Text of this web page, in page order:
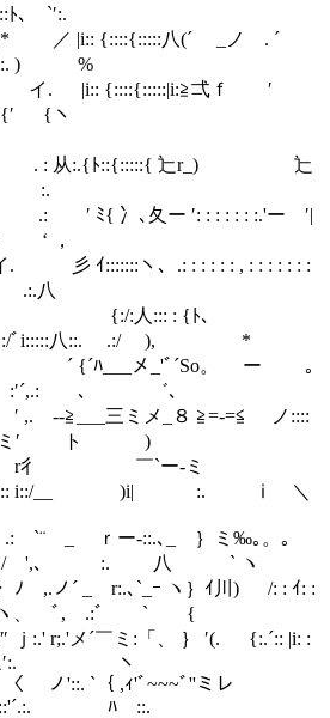
ﾄ､ `′:.
{::::{:::::八(´ _ノ . ´
ﾉ:. ) %
弌ｆ ′
ｲ/i|:::::´ﾉ .:{′ {ヽ
:.{ﾄ::{:::::{ 辷r_) 辷
ﾘ. :.
{ 冫､夂ー ′: : : : : : :.'ー ′|
‘ ，
:::::::ヽ、.: : : : : : , : : : : : : :
.:.八
人::: : {ﾄ､
ﾞi:::::八::. .:/ ), *
ﾊ___メ_'ﾞ´So。 ー ｡
メ :′´,.: ､ ゛､
三ミメ_８ ≧=-=≦ ノ::::
` ミ′ ト )
￣`ー-ミ
:: i::/__ )i| :. ⅰ ＼
_ ｒー-::.､_ ｝ミ‰｡。｡
￣ 7´ / ',､ :. 八 ` ヽ
´ _ r:.､`_ｰ ヽ｝ｲ川) /: : ｲ: :
ヽ、 ﾞ, .:ﾞ ` {
メ´￣ミ:「、 ｝ ′(. {:.´:: |i: :
＼′:. ヽ
`｛ ,ｨ'ﾞ~~~ﾞ''ミレ
::v.::'´.:. ﾊ ::.